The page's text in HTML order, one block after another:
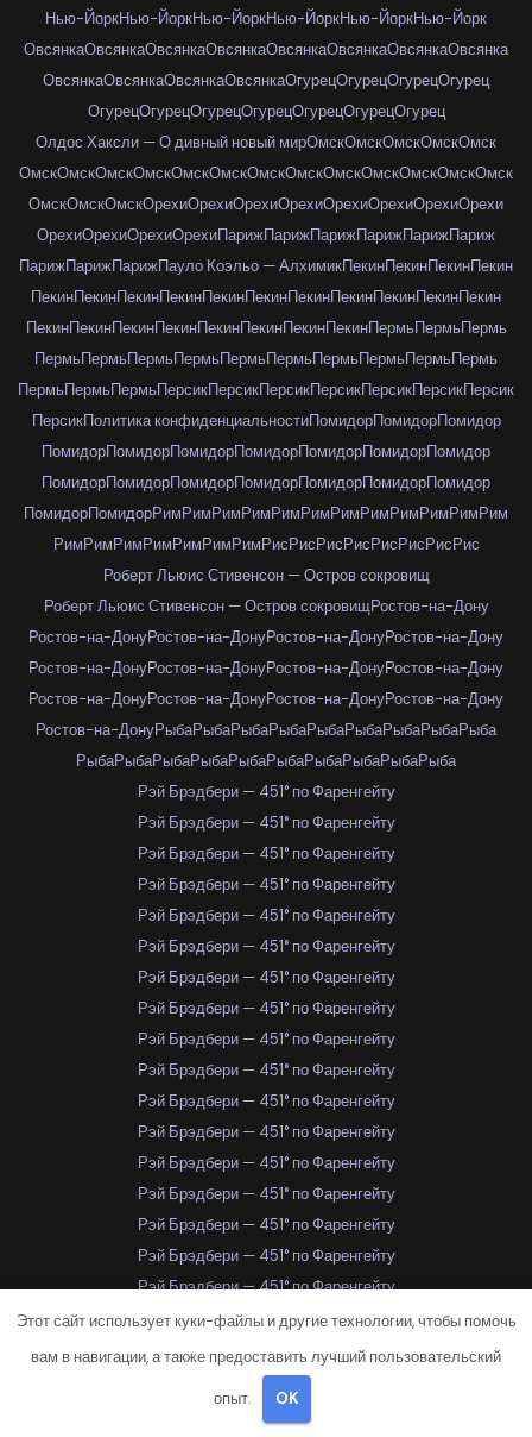
Нью-ЙоркНью-ЙоркНью-ЙоркНью-ЙоркНью-ЙоркНью-Йорк
ОвсянкаОвсянкаОвсянкаОвсянкаОвсянкаОвсянкаОвсянкаОвсянка
ОвсянкаОвсянкаОвсянкаОвсянкаОгурецОгурецОгурецОгурец
ОгурецОгурецОгурецОгурецОгурецОгурецОгурец
Олдос Хаксли — О дивный новый мирОмскОмскОмскОмскОмск
ОмскОмскОмскОмскОмскОмскОмскОмскОмскОмскОмскОмскОмск
ОмскОмскОмскОрехиОрехиОрехиОрехиОрехиОрехиОрехиОрехи
ОрехиОрехиОрехиОрехиПарижПарижПарижПарижПарижПариж
ПарижПарижПарижПауло Коэльо — АлхимикПекинПекинПекинПекин
ПекинПекинПекинПекинПекинПекинПекинПекинПекинПекинПекин
ПекинПекинПекинПекинПекинПекинПекинПекинПермьПермьПермь
ПермьПермьПермьПермьПермьПермьПермьПермьПермьПермь
ПермьПермьПермьПерсикПерсикПерсикПерсикПерсикПерсикПерсик
ПерсикПолитика конфиденциальностиПомидорПомидорПомидор
ПомидорПомидорПомидорПомидорПомидорПомидорПомидор
ПомидорПомидорПомидорПомидорПомидорПомидорПомидор
ПомидорПомидорРимРимРимРимРимРимРимРимРимРимРимРим
РимРимРимРимРимРимРимРисРисРисРисРисРисРисРис
Роберт Льюис Стивенсон — Остров сокровищ
Роберт Льюис Стивенсон — Остров сокровищРостов-на-Дону
Ростов-на-ДонуРостов-на-ДонуРостов-на-ДонуРостов-на-Дону
Ростов-на-ДонуРостов-на-ДонуРостов-на-ДонуРостов-на-Дону
Ростов-на-ДонуРостов-на-ДонуРостов-на-ДонуРостов-на-Дону
Ростов-на-ДонуРыбаРыбаРыбаРыбаРыбаРыбаРыбаРыбаРыба
РыбаРыбаРыбаРыбаРыбаРыбаРыбаРыбаРыбаРыба
Рэй Брэдбери — 451° по Фаренгейту
Рэй Брэдбери — 451° по Фаренгейту
Рэй Брэдбери — 451° по Фаренгейту
Рэй Брэдбери — 451° по Фаренгейту
Рэй Брэдбери — 451° по Фаренгейту
Рэй Брэдбери — 451° по Фаренгейту
Рэй Брэдбери — 451° по Фаренгейту
Рэй Брэдбери — 451° по Фаренгейту
Рэй Брэдбери — 451° по Фаренгейту
Рэй Брэдбери — 451° по Фаренгейту
Рэй Брэдбери — 451° по Фаренгейту
Рэй Брэдбери — 451° по Фаренгейту
Рэй Брэдбери — 451° по Фаренгейту
Рэй Брэдбери — 451° по Фаренгейту
Рэй Брэдбери — 451° по Фаренгейту
Рэй Брэдбери — 451° по Фаренгейту
Рэй Брэдбери — 451° по Фаренгейту
Рэй Брэдбери — 451° по Фаренгейту
Рэй Брэдбери — 451° по Фаренгейту
Рэй Брэдбери — 451° по Фаренгейту
Рэй Брэдбери — 451° по Фаренгейту
Этот сайт использует куки-файлы и другие технологии, чтобы помочь
вам в навигации, а также предоставить лучший пользовательский
опыт. OK